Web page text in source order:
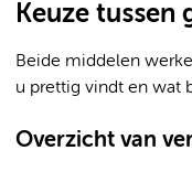
Keuze tussen
Beide middelen
u prettig vindt en wat
Overzicht van